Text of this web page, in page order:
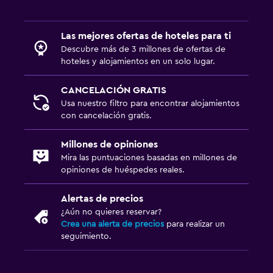
TV de pantalla plana
Aire libre
Terraza/patio
Área de picnic
Zona de trabajo
Fax/fotocopiadora
Actividades
Juegos de mesa/rompecabezas
Las mejores ofertas de hoteles para ti
Descubre más de 3 millones de ofertas de
hoteles y alojamientos en un solo lugar.
CANCELACIÓN GRATIS
Usa nuestro filtro para encontrar alojamientos
con cancelación gratis.
Millones de opiniones
Mira las puntuaciones basadas en millones de
opiniones de huéspedes reales.
Alertas de precios
¿Aún no quieres reservar?
Crea una alerta de precios para realizar un
seguimiento.